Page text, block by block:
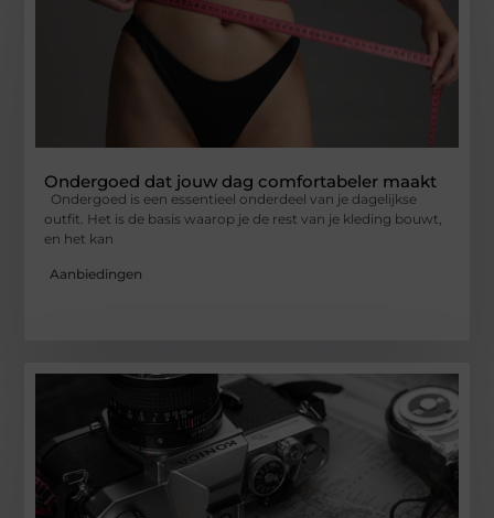
Ondergoed dat jouw dag comfortabeler maakt
Ondergoed is een essentieel onderdeel van je dagelijkse
outfit. Het is de basis waarop je de rest van je kleding bouwt,
en het kan
Aanbiedingen